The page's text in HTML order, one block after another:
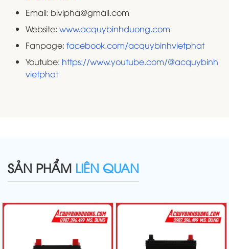
Email: bivipha@gmail.com
Website: www.acquybinhduong.com
Fanpage: facebook.com/acquybinhvietphat
Youtube: https://www.youtube.com/@acquybinh
vietphat
SẢN PHẨM LIÊN QUAN